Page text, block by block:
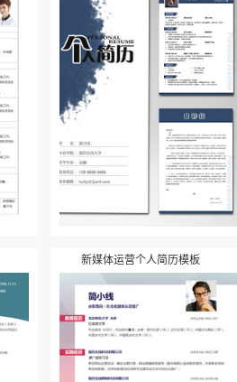
新媒体运营个人简历模板